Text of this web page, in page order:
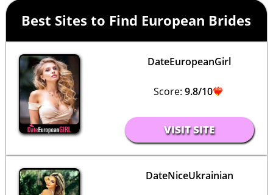
Best Sites to Find European Brides
DateEuropeanGirl
Score: 9.8/10
VISIT SITE
DateNiceUkrainian